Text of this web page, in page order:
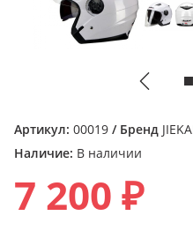
Артикул: 00019 / Бренд
Наличие: В наличии
7 200 ₽